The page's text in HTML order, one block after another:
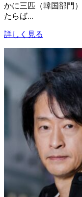
かに三匹（韓国部門）
たらば...
詳しく見る